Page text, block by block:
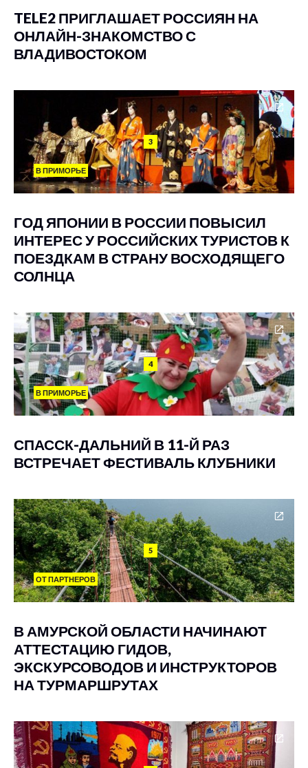
TELE2 ПРИГЛАШАЕТ РОССИЯН НА
ОНЛАЙН-ЗНАКОМСТВО С
ВЛАДИВОСТОКОМ
3
В ПРИМОРЬЕ
ГОД ЯПОНИИ В РОССИИ ПОВЫСИЛ
ИНТЕРЕС У РОССИЙСКИХ ТУРИСТОВ К
ПОЕЗДКАМ В СТРАНУ ВОСХОДЯЩЕГО
СОЛНЦА
4
В ПРИМОРЬЕ
СПАССК-ДАЛЬНИЙ В 11-Й РАЗ
ВСТРЕЧАЕТ ФЕСТИВАЛЬ КЛУБНИКИ
5
ОТ ПАРТНЕРОВ
В АМУРСКОЙ ОБЛАСТИ НАЧИНАЮТ
АТТЕСТАЦИЮ ГИДОВ,
ЭКСКУРСОВОДОВ И ИНСТРУКТОРОВ
НА ТУРМАРШРУТАХ